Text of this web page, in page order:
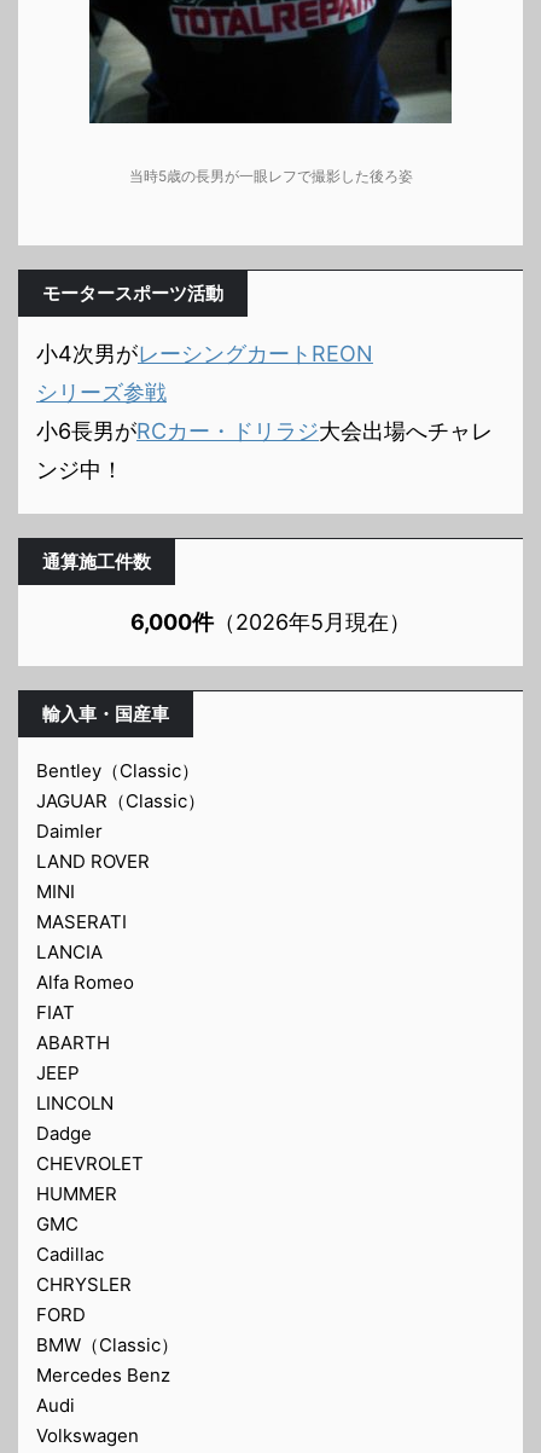
当時5歳の長男が一眼レフで撮影した後ろ姿
モータースポーツ活動
小4次男がレーシングカートREON
シリーズ参戦
小6長男がRCカー・ドリラジ大会出場へチャレ
ンジ中！
通算施工件数
6,000件（2026年5月現在）
輸入車・国産車
Bentley（Classic）
JAGUAR（Classic）
Daimler
LAND ROVER
MINI
MASERATI
LANCIA
Alfa Romeo
FIAT
ABARTH
JEEP
LINCOLN
Dadge
CHEVROLET
HUMMER
GMC
Cadillac
CHRYSLER
FORD
BMW（Classic）
Mercedes Benz
Audi
Volkswagen